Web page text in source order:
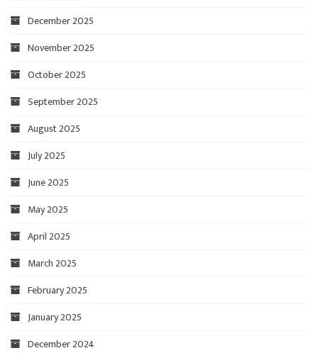
December 2025
November 2025
October 2025
September 2025
August 2025
July 2025
June 2025
May 2025
April 2025
March 2025
February 2025
January 2025
December 2024